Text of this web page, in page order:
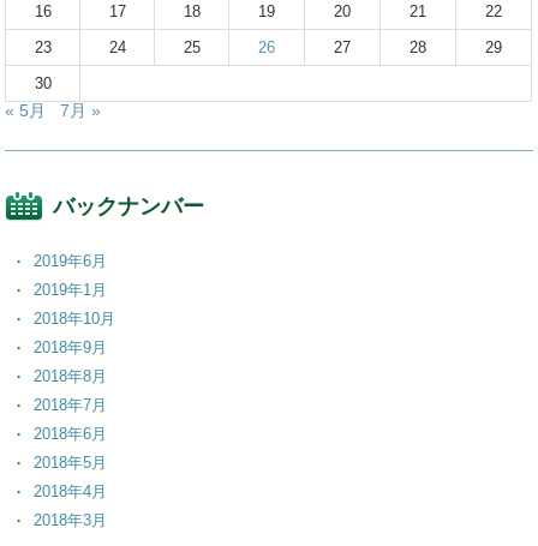
16
17 18 19 20 21
22
23
24 25 26 27 28
29
30
« 5月 7月 »
バックナンバー
2019年6月
2019年1月
2018年10月
2018年9月
2018年8月
2018年7月
2018年6月
2018年5月
2018年4月
2018年3月